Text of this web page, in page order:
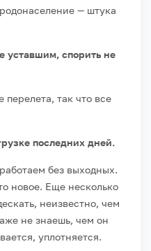
— штука
уставшим, спорить не
перелета, так что все
последних дней.
без выходных.
новое. Еще несколько
неизвестно, чем
не знаешь, чем он
уплотняется.